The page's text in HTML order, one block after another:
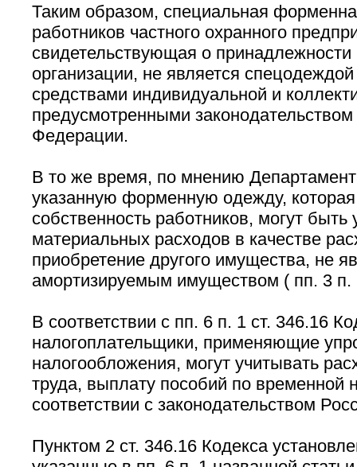
Таким образом, специальная
работников частного охранного
свидетельствующая о принадлежности
организации, не является
средствами индивидуальной и
предусмотренными законодательством
Федерации.
В то же время, по мнению
указанную форменную одежду,
собственность работников, могут быть
материальных расходов в качестве
приобретение другого имущества, не
амортизируемым имуществом ( пп. 3 п.
В соответствии с пп. 6 п. 1 ст. 346.16
налогоплательщики, применяющие
налогообложения, могут учитывать
труда, выплату пособий по временной
соответствии с законодательством
Пунктом 2 ст. 346.16 Кодекса